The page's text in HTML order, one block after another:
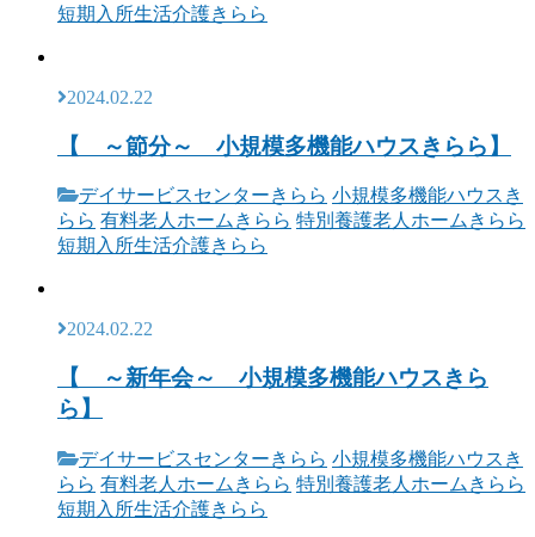
短期入所生活介護きらら
2024.02.22
【 ～節分～ 小規模多機能ハウスきらら】
デイサービスセンターきらら 小規模多機能ハウスき
らら 有料老人ホームきらら 特別養護老人ホームきらら
短期入所生活介護きらら
2024.02.22
【 ～新年会～ 小規模多機能ハウスきら
ら】
デイサービスセンターきらら 小規模多機能ハウスき
らら 有料老人ホームきらら 特別養護老人ホームきらら
短期入所生活介護きらら